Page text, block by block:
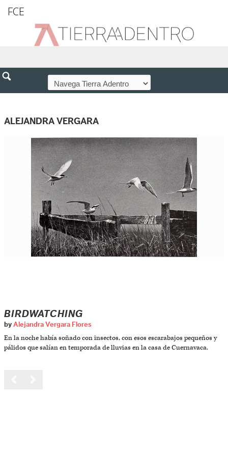
FCE
ALEJANDRA VERGARA
BIRDWATCHING
by Alejandra Vergara Flores
En la noche había soñado con insectos, con esos escarabajos pequeños y
pálidos que salían en temporada de lluvias en la casa de Cuernavaca.